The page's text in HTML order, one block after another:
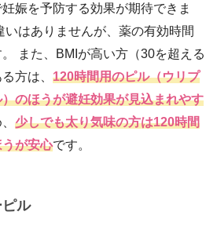
娠を予防する効果が期待できま
はありませんが、薬の有効時間
また、BMIが高い方（30を超える
方は、 120時間用のピル（ウリプ
のほうが避妊効果が見込まれやす
少しでも太り気味の方は120時間
が安心です。
ル